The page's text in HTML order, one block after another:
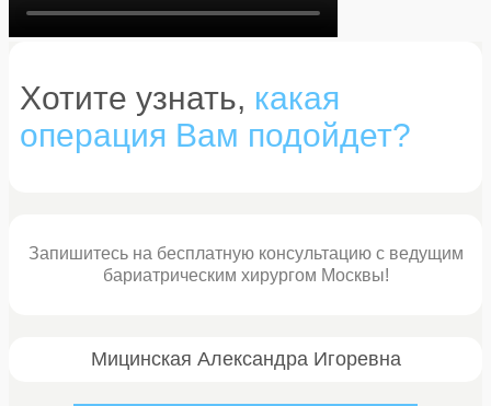
Хотите узнать, какая
операция Вам подойдет?
Запишитесь на бесплатную консультацию с ведущим
бариатрическим хирургом Москвы!
Мицинская Александра Игоревна